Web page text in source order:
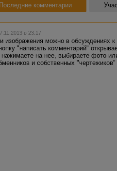
Последние комментарии
в 23:17
изображения можно в обсуждениях к
"написать комментарий"
на нее, выбираете фото
и собственных "чертежиков"